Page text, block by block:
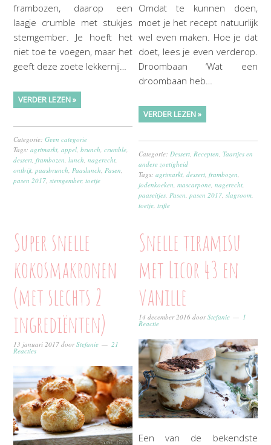
frambozen, daarop een
laagje crumble met stukjes
stemgember. Je hoeft het
niet toe te voegen, maar het
geeft deze zoete lekkernij…
VERDER LEZEN »
Categorie:Geen categorie
Tags:agrimarkt ,appel ,brunch ,crumble
dessert ,frambozen ,lunch ,nagerecht
ontbijt ,paasbrunch Paaslunch Pasen
pasen 2017 ,stemgember,toetje
Omdat te kunnen doen,
moet je het recept natuurlijk
wel even maken. Hoe je dat
doet, lees je even verderop.
Droombaan ‘Wat een
droombaan heb…
VERDER LEZEN »
Categorie: Dessert Recepten ,Taartjes en
andere zoetigheid
Tags:agrimarkt ,dessert ,frambozen
jodenkoeken ,mascarpone ,nagerecht
paaseitjes Pasen ,pasen 2017 ,slagroom
toetje ,trifle
Super snelle
kokosmakronen
(met slechts 2
ingrediënten)
13 januari 2017 doorStefanie 21
Reacties
Snelle tiramisu
met Licor 43 en
vanille
14 december 2016 doorStefanie 1
Reactie
Een van de bekendste